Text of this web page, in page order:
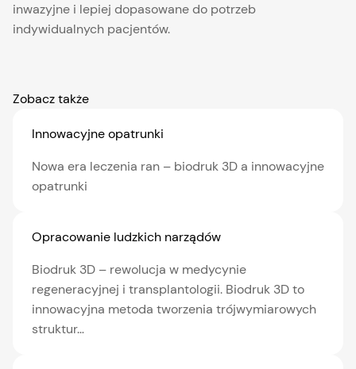
inwazyjne i lepiej dopasowane do potrzeb
indywidualnych pacjentów.
Zobacz także
Innowacyjne opatrunki
Nowa era leczenia ran – biodruk 3D a innowacyjne
opatrunki
Opracowanie ludzkich narządów
Biodruk 3D – rewolucja w medycynie
regeneracyjnej i transplantologii. Biodruk 3D to
innowacyjna metoda tworzenia trójwymiarowych
struktur…